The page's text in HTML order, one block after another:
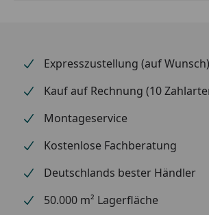
Anwendungsbereich:
Schukostecker
Die Steuerungen sind nur in
Heizstab Typ 1 sinnvoll!
Expresszustellung (auf Wunsch)
Kauf auf Rechnung (10
Montageservice
Kostenlose Fachberatung
Deutschlands bester Händler
50.000 m² Lagerfläche